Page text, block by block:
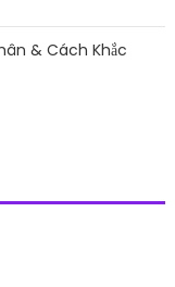
& Cách Khắc